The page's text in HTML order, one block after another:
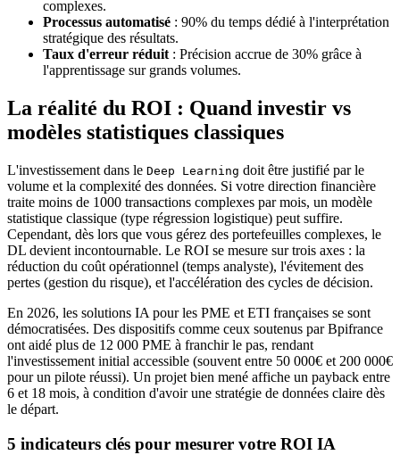
complexes.
Processus automatisé : 90% du temps dédié à l'interprétation
stratégique des résultats.
Taux d'erreur réduit : Précision accrue de 30% grâce à
l'apprentissage sur grands volumes.
La réalité du ROI : Quand investir vs
modèles statistiques classiques
L'investissement dans le Deep Learning doit être justifié par le
volume et la complexité des données. Si votre direction financière
traite moins de 1000 transactions complexes par mois, un modèle
statistique classique (type régression logistique) peut suffire.
Cependant, dès lors que vous gérez des portefeuilles complexes, le
DL devient incontournable. Le ROI se mesure sur trois axes : la
réduction du coût opérationnel (temps analyste), l'évitement des
pertes (gestion du risque), et l'accélération des cycles de décision.
En 2026, les solutions IA pour les PME et ETI françaises se sont
démocratisées. Des dispositifs comme ceux soutenus par Bpifrance
ont aidé plus de 12 000 PME à franchir le pas, rendant
l'investissement initial accessible (souvent entre 50 000€ et 200 000€
pour un pilote réussi). Un projet bien mené affiche un payback entre
6 et 18 mois, à condition d'avoir une stratégie de données claire dès
le départ.
5 indicateurs clés pour mesurer votre ROI IA